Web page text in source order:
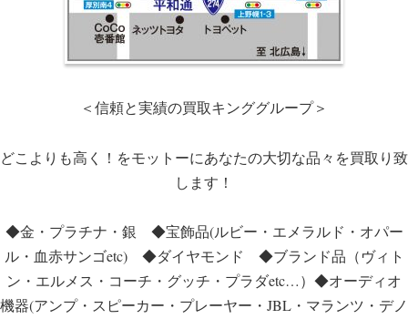
＜信頼と実績の買取キンググループ＞
どこよりも高く！をモットーにあなたの大切な品々を買取り致
します！
◆金・プラチナ・銀 ◆宝飾品(ルビー・エメラルド・オパー
ル・血赤サンゴetc) ◆ダイヤモンド ◆ブランド品（ヴィト
ン・エルメス・コーチ・グッチ・プラダetc…）◆オーディオ
機器(アンプ・スピーカー・プレーヤー・JBL・マランツ・デノ